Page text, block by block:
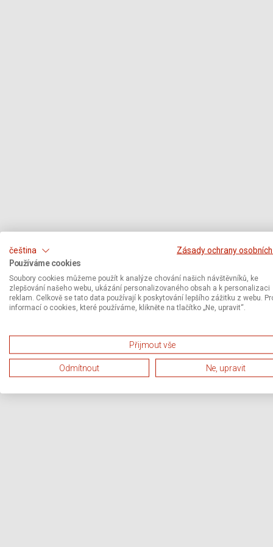
čeština
Zásady ochrany
Používáme cookies
Soubory cookies můžeme použít k analýze chování našich návštěvníků, ke
zlepšování našeho webu, ukázání personalizovaného obsah a k personalizaci
reklam. Celkově se tato data používají k poskytování lepšího zážitku z webu.
informací o cookies, které používáme, klikněte na tlačítko „Ne, upravit“.
Přijmout vše
Odmítnout Ne, upravit